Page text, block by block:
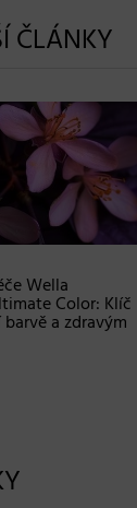
ČLÁNKY
Wella
Color: Klíč
a zdravým